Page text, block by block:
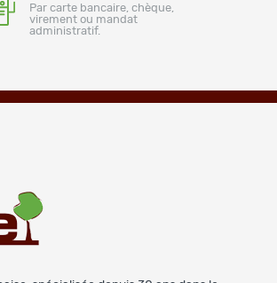
Par carte bancaire, chèque,
virement ou mandat
administratif.